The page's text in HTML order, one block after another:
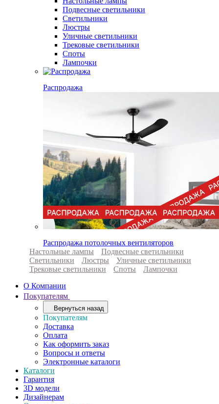
Подвесные светильники
Светильники
Люстры
Уличные светильники
Трековые светильники
Споты
Лампочки
Распродажа
Распродажа потолочных вентиляторов
Настольные лампы
Подвесные светильники
Светильники
Люстры
Уличные светильники
Трековые светильники
Споты
Лампочки
О Компании
Покупателям
Вернуться назад
Покупателям
Доставка
Оплата
Как оформить заказ
Вопросы и ответы
Электронные каталоги
Каталоги
Гарантия
3D модели
Дизайнерам